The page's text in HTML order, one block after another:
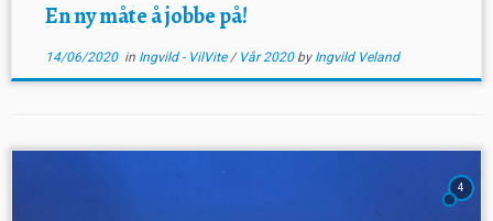
En ny måte å jobbe på!
14/06/2020in Ingvild - VilVite/ Vår 2020 by Ingvild Veland
4